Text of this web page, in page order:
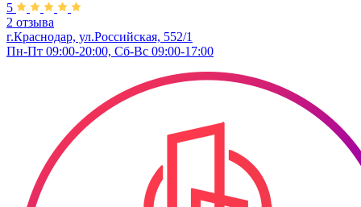
5
2 отзыва
г.Краснодар, ул.Российская, 552/1
Пн-Пт 09:00-20:00, Сб-Вс 09:00-17:00